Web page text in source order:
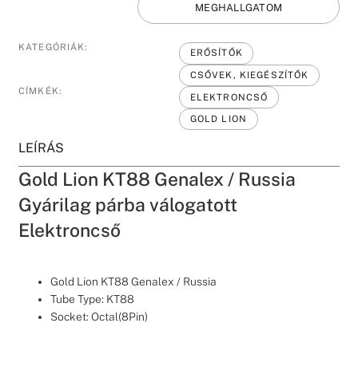
MEGHALLGATOM
KATEGÓRIÁK:
ERŐSÍTŐK
CSŐVEK, KIEGÉSZÍTŐK
CÍMKÉK:
ELEKTRONCSŐ
GOLD LION
LEÍRÁS
Gold Lion KT88 Genalex / Russia
Gyárilag párba válogatott
Elektroncső
Gold Lion KT88 Genalex / Russia
Tube Type: KT88
Socket: Octal(8Pin)